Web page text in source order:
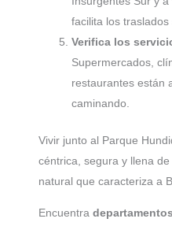
facilita los
Verifica los
Supermercados,
restaurantes están
caminando.
Vivir junto al Parque
céntrica, segura y llena
natural que caracteriza a
Encuentra